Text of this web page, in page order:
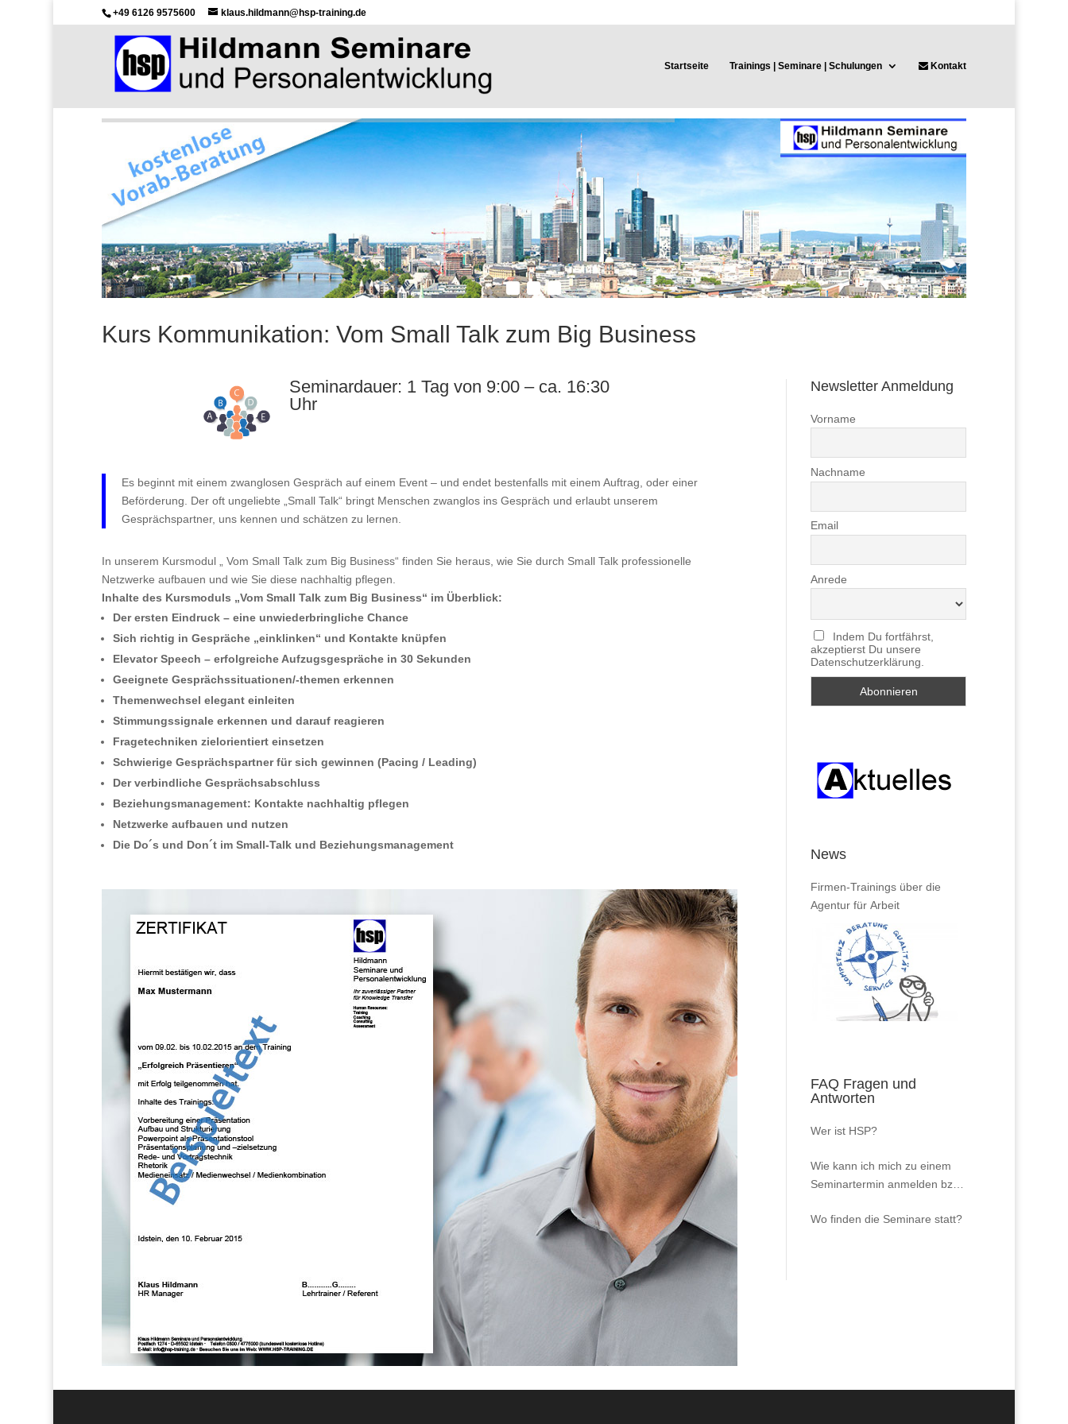
+49 6126 9575600 klaus.hildmann@hsp-training.de
Startseite Trainings | Seminare | Schulungen Kontakt
Kurs Kommunikation: Vom Small Talk zum Big Business
Seminardauer: 1 Tag von 9:00 – ca. 16:30
Uhr
Es beginnt mit einem zwanglosen Gespräch auf einem Event – und endet bestenfalls mit einem Auftrag, oder einer
Beförderung. Der oft ungeliebte „Small Talk“ bringt Menschen zwanglos ins Gespräch und erlaubt unserem
Gesprächspartner, uns kennen und schätzen zu lernen.
In unserem Kursmodul „ Vom Small Talk zum Big Business“ finden Sie heraus, wie Sie durch Small Talk professionelle
Netzwerke aufbauen und wie Sie diese nachhaltig pflegen.
Inhalte des Kursmoduls „Vom Small Talk zum Big Business“ im Überblick:
Der ersten Eindruck – eine unwiederbringliche Chance
Sich richtig in Gespräche „einklinken“ und Kontakte knüpfen
Elevator Speech – erfolgreiche Aufzugsgespräche in 30 Sekunden
Geeignete Gesprächssituationen/-themen erkennen
Themenwechsel elegant einleiten
Stimmungssignale erkennen und darauf reagieren
Fragetechniken zielorientiert einsetzen
Schwierige Gesprächspartner für sich gewinnen (Pacing / Leading)
Der verbindliche Gesprächsabschluss
Beziehungsmanagement: Kontakte nachhaltig pflegen
Netzwerke aufbauen und nutzen
Die Do´s und Don´t im Small-Talk und Beziehungsmanagement
Newsletter Anmeldung
Vorname
Nachname
Email
Anrede
Indem Du fortfährst,
akzeptierst Du unsere
Datenschutzerklärung.
News
Firmen-Trainings über die
Agentur für Arbeit
FAQ Fragen und
Antworten
Wer ist HSP?
Wie kann ich mich zu einem
Seminartermin anmelden bzw.
Wo finden die Seminare statt?